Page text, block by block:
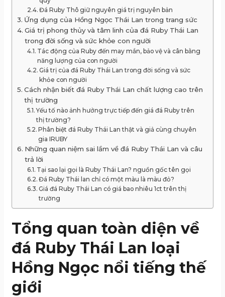
Đá Ruby Thô giữ nguyên giá trị nguyên bản
Ứng dụng của Hồng Ngọc Thái Lan trong trang sức
Giá trị phong thủy và tâm linh của đá Ruby Thái Lan
trong đời sống và sức khỏe con người
Tác động của Ruby đến may mắn, bảo vệ và cân bằng
năng lượng của con người
Giá trị của đá Ruby Thái Lan trong đời sống và sức
khỏe con người
Cách nhận biết đá Ruby Thái Lan chất lượng cao trên
thị trường
Yếu tố nào ảnh hưởng trực tiếp đến giá đá Ruby trên
thị trường?
Phân biệt đá Ruby Thái Lan thật và giả cùng chuyên
gia IRUBY
Những quan niệm sai lầm về đá Ruby Thái Lan và câu
trả lời
Tại sao lại gọi là Ruby Thái Lan? nguồn gốc tên gọi
Đá Ruby Thái lan chỉ có một màu là màu đỏ?
Giá đá Ruby Thái Lan có giá bao nhiêu 1ct trên thị
trường
Tổng quan toàn diện về
đá Ruby Thái Lan loại
Hồng Ngọc nổi tiếng thế
giới